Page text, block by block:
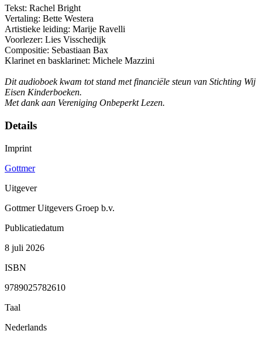
Tekst: Rachel Bright
Vertaling: Bette Westera
Artistieke leiding: Marije Ravelli
Voorlezer: Lies Visschedijk
Compositie: Sebastiaan Bax
Klarinet en basklarinet: Michele Mazzini
Dit audioboek kwam tot stand met financiële steun van Stichting Wij
Eisen Kinderboeken.
Met dank aan Vereniging Onbeperkt Lezen.
Details
Imprint
Gottmer
Uitgever
Gottmer Uitgevers Groep b.v.
Publicatiedatum
8 juli 2026
ISBN
9789025782610
Taal
Nederlands